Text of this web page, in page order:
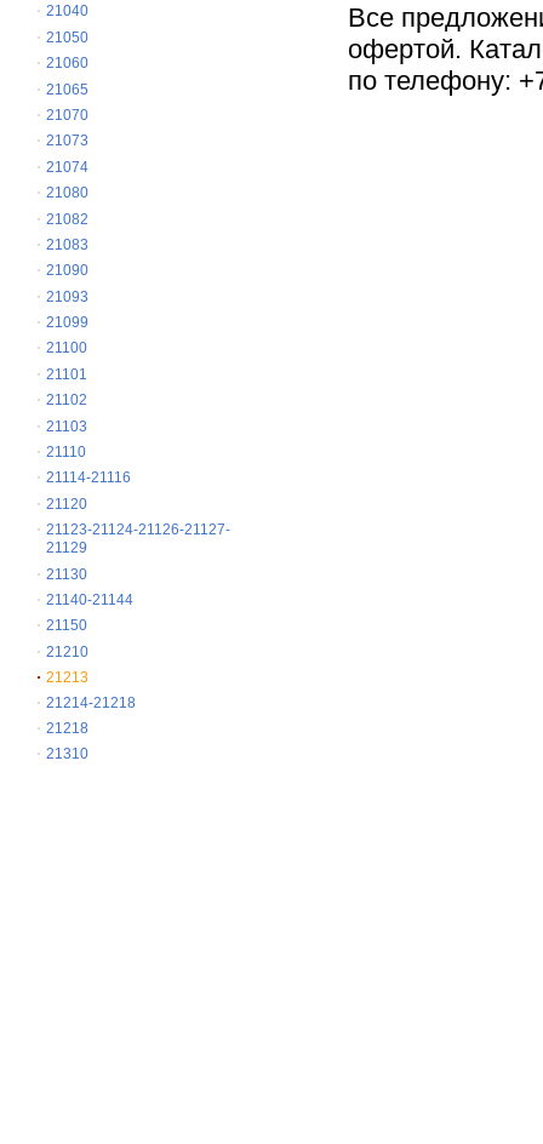
21040
21050
21060
21065
21070
21073
21074
21080
21082
21083
21090
21093
21099
21100
21101
21102
21103
21110
21114-21116
21120
21123-21124-21126-21127-
21129
21130
21140-21144
21150
21210
21213
21214-21218
21218
21310
Все
офертой.
по телефону: